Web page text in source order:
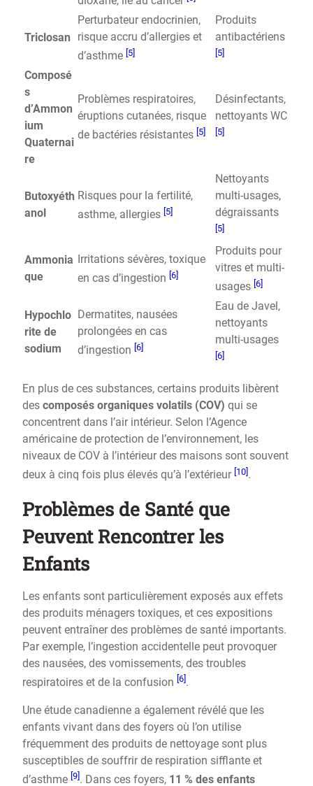
Triclosan
Perturbateur endocrinien,
risque accru d’allergies et
d’asthme [5]
Produits
antibactériens
[5]
Composé
s
d’Ammon
ium
Quaternai
re
Problèmes respiratoires,
éruptions cutanées, risque
de bactéries résistantes [5]
Désinfectants,
nettoyants WC
[5]
Butoxyéth
anol
Risques pour la fertilité,
asthme, allergies [5]
Nettoyants
multi-usages,
dégraissants
[5]
Ammonia
que
Irritations sévères, toxique
en cas d’ingestion [6]
Produits pour
vitres et multi-
usages [6]
Hypochlo
rite de
sodium
Dermatites, nausées
prolongées en cas
d’ingestion [6]
Eau de Javel,
nettoyants
multi-usages
[6]
En plus de ces substances, certains produits libèrent
des composés organiques volatils (COV) qui se
concentrent dans l’air intérieur. Selon l’Agence
américaine de protection de l’environnement, les
niveaux de COV à l’intérieur des maisons sont souvent
deux à cinq fois plus élevés qu’à l’extérieur [10].
Problèmes de Santé que
Peuvent Rencontrer les
Enfants
Les enfants sont particulièrement exposés aux effets
des produits ménagers toxiques, et ces expositions
peuvent entraîner des problèmes de santé importants.
Par exemple, l’ingestion accidentelle peut provoquer
des nausées, des vomissements, des troubles
respiratoires et de la confusion [6].
Une étude canadienne a également révélé que les
enfants vivant dans des foyers où l’on utilise
fréquemment des produits de nettoyage sont plus
susceptibles de souffrir de respiration sifflante et
d’asthme [9] . Dans ces foyers, 11 % des enfants